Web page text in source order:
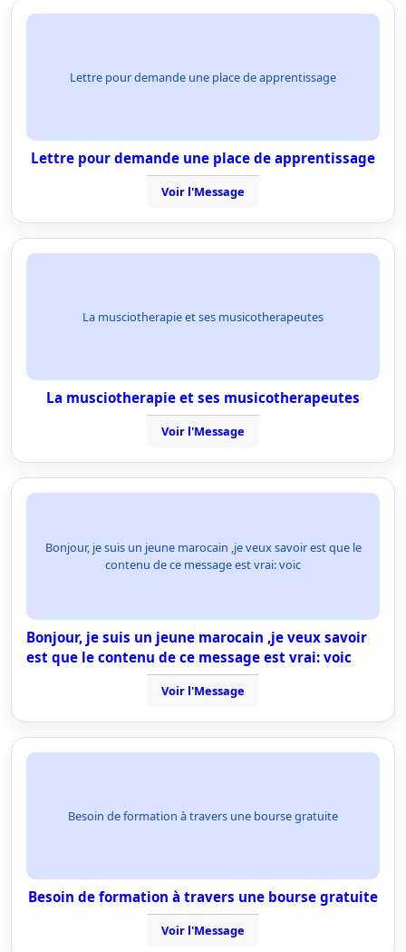
Lettre pour demande une place de apprentissage
Lettre pour demande une place de apprentissage
Voir l'Message
La musciotherapie et ses musicotherapeutes
La musciotherapie et ses musicotherapeutes
Voir l'Message
Bonjour, je suis un jeune marocain ,je veux savoir est que le
contenu de ce message est vrai: voic
Bonjour, je suis un jeune marocain ,je veux savoir
est que le contenu de ce message est vrai: voic
Voir l'Message
Besoin de formation à travers une bourse gratuite
Besoin de formation à travers une bourse gratuite
Voir l'Message